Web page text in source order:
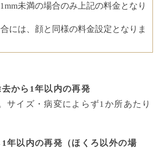
未満の場合のみ上記の料金となり
には、顔と同様の料金設定となりま
から1年以内の再発
サイズ・病変によらず1か所あたり
年以内の再発（ほくろ以外の場